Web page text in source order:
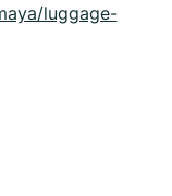
luggage-